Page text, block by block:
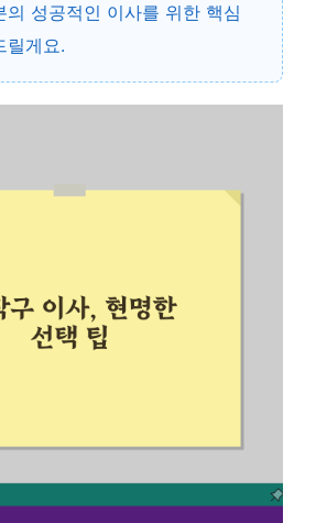
의 성공적인 이사를 위한 핵심
릴게요.